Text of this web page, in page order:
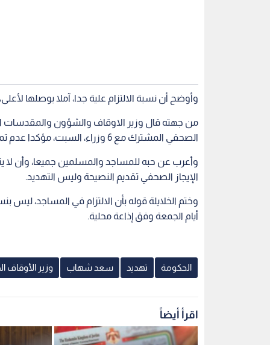
وأوضح أن نسبة الالتزام علية جدا، آملا بوصلها
من جهته قال وزير الاوقاف والشؤون والمقدسات
الصحفي المشترك مع 6 وزراء، السبت، مؤكدا عدم تمنيه للعودة بإغلاق المساجد.
وأعرب عن حبه للمساجد والمسلمين جميعا، وأن لا
الإيجاز الصحفي تقديم النصيحة وليس التهديد.
أيام الجمعة وفق إذاعة محلية.
الحكومة تهديد سعد شهاب وزير الأوقاف
اقرأ أيضاً